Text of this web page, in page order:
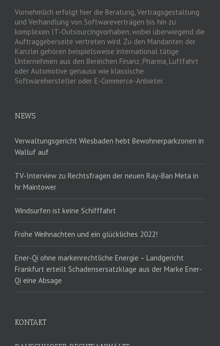
Vornehmlich erfolgt hier die Beratung, Vertragsgestaltung
und Verhandlung von Softwareverträgen bis hin zu
komplexen IT-Outsourcingvorhaben, wobei überwiegend die
Auftraggeberseite vertreten wird. Zu den Mandanten der
Kanzlei gehören beispielsweise international tätige
Unternehmen aus den Bereichen Finanz, Pharma, Luftfahrt
oder Automotive genauso wie klassische
Softwarehersteller oder E-Commerce-Anbieter.
NEWS
Verwaltungsgericht Wiesbaden hebt Bewohnerparkzonen in
Walluf auf
TV-Interview zu Rechtsfragen der neuen Ray-Ban Meta in
hr Maintower
Windsurfen ist keine Schifffahrt
Frohe Weihnachten und ein glückliches 2022!
Ener-Qi ohne markenrechtliche Energie – Landgericht
Frankfurt erteilt Schadensersatzklage aus der Marke Ener-
Qi eine Absage
KONTAKT